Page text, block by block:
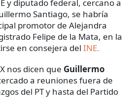
y diputado federal, cercano a
Santiago, se habría
promotor de Alejandra
Felipe de la Mata, en la
en consejera del INE.
nos dicen que Guillermo
a reuniones fuera de
del PT y hasta del Partido